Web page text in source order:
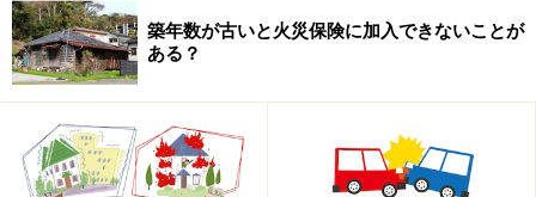
第三者（他人）にケガをさせたり、その人のモノを
壊したりした場合の損害賠償
の2つです。
中には高額なスポーツタイプの自転車に乗っている人も
築年数が古いと火災保険に加入できないことが
ある？